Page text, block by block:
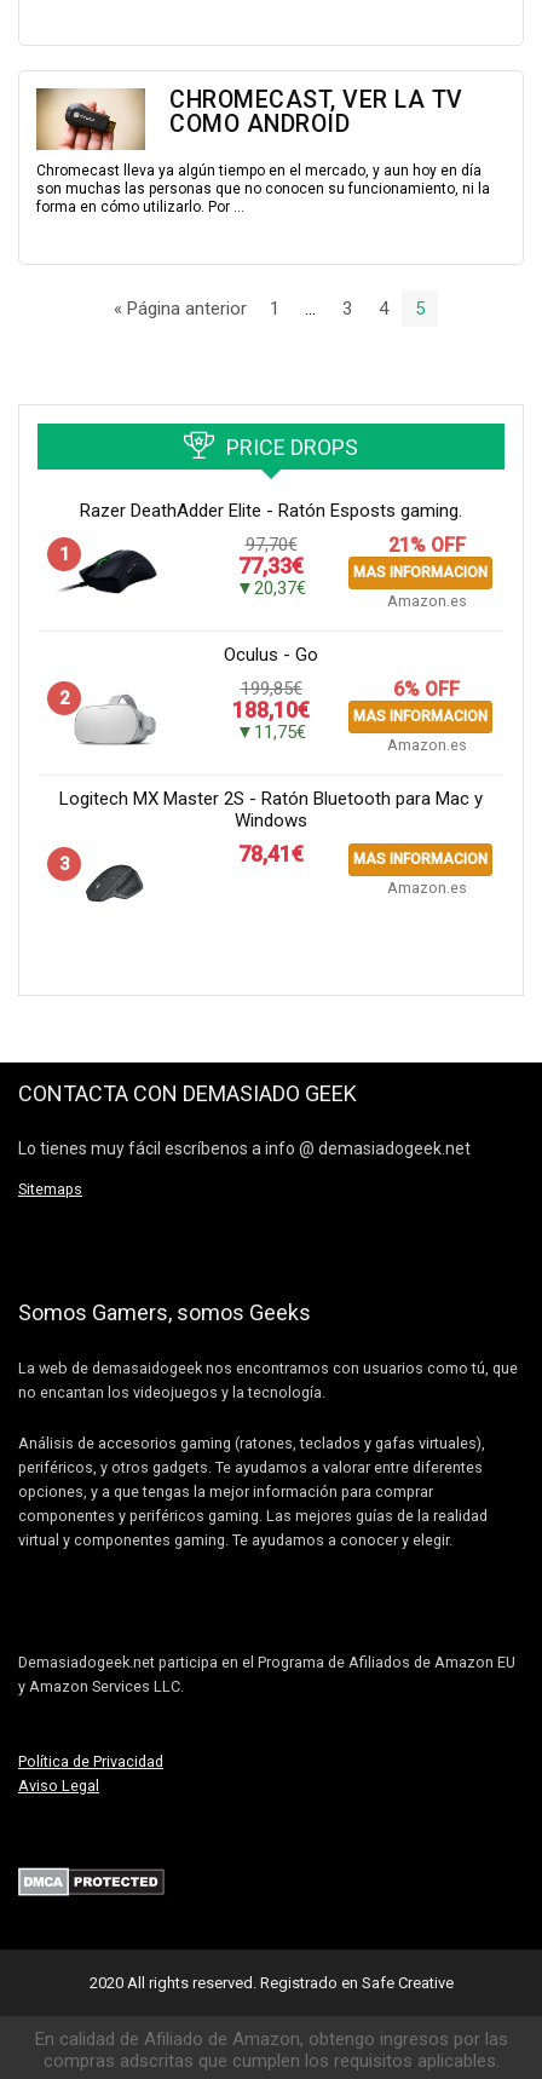
CHROMECAST, VER LA TV
COMO ANDROID
Chromecast lleva ya algún tiempo en el mercado, y aun hoy en día
son muchas las personas que no conocen su funcionamiento, ni la
forma en cómo utilizarlo. Por ...
« Página anterior 1 3 4 5
PRICE DROPS
Razer DeathAdder Elite - Ratón Esposts gaming.
1
97,70€
77,33€
▼20,37€
21% OFF
MAS INFORMACION
Amazon.es
Oculus - Go
2
199,85€
188,10€
▼11,75€
6% OFF
MAS INFORMACION
Amazon.es
Logitech MX Master 2S - Ratón Bluetooth para Mac y
Windows
3
78,41€ MAS INFORMACION
Amazon.es
CONTACTA CON DEMASIADO GEEK
Lo tienes muy fácil escríbenos a info @ demasiadogeek.net
Sitemaps
Somos Gamers, somos Geeks
La web de demasaidogeek nos encontramos con usuarios como tú, que
no encantan los videojuegos y la tecnología.
Análisis de accesorios gaming (ratones, teclados y gafas virtuales),
periféricos, y otros gadgets. Te ayudamos a valorar entre diferentes
opciones, y a que tengas la mejor información para comprar
componentes y periféricos gaming. Las mejores guías de la realidad
virtual y componentes gaming. Te ayudamos a conocer y elegir.
Demasiadogeek.net participa en el Programa de Afiliados de Amazon EU
y Amazon Services LLC.
Política de Privacidad
Aviso Legal
2020 All rights reserved. Registrado en Safe Creative
En calidad de Afiliado de Amazon, obtengo ingresos por las
compras adscritas que cumplen los requisitos aplicables.